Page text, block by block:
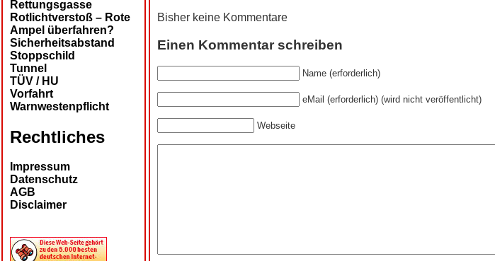
Rettungsgasse
Rotlichtverstoß – Rote
Ampel überfahren?
Sicherheitsabstand
Stoppschild
Tunnel
TÜV / HU
Vorfahrt
Warnwestenpflicht
Rechtliches
Impressum
Datenschutz
AGB
Disclaimer
Bisher keine Kommentare
Einen Kommentar schreiben
Name (erforderlich)
eMail (erforderlich) (wird nicht veröffentlicht)
Webseite